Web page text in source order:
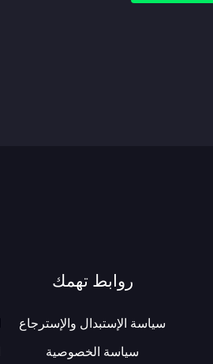
روابط تهمك
سياسة الإستبدال والإسترجاع
سياسة الخصوصية